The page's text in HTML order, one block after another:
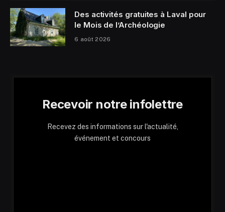
Des activités gratuites à Laval pour
le Mois de l’Archéologie
6 août 2026
Recevoir notre infolettre
Recevez des informations sur l'actualité,
événement et concours